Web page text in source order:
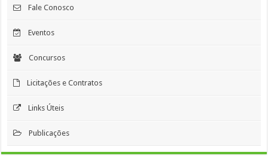
Fale Conosco
Eventos
Concursos
Licitações e Contratos
Links Úteis
Publicações